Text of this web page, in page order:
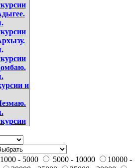
1000 - 5000 5000 - 10000
10000 -